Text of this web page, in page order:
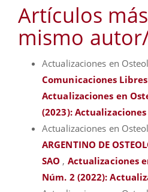
Artículos
mismo
Actualizaciones en
Comunicaciones
Actualizaciones en
(2023):
Actualizaciones en
ARGENTINO DE
SAO , Actualizaciones
Núm. 2 (2022):